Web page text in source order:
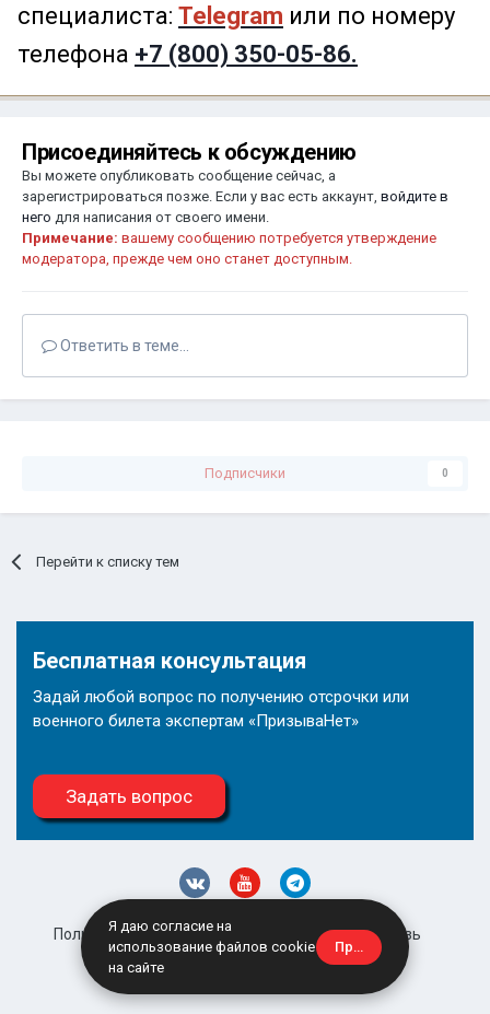
специалиста: Telegram или по номеру
телефона +7 (800) 350-05-86.
Присоединяйтесь к обсуждению
Вы можете опубликовать сообщение сейчас, а
зарегистрироваться позже. Если у вас есть аккаунт, войдите в
него для написания от своего имени.
Примечание: вашему сообщению потребуется утверждение
модератора, прежде чем оно станет доступным.
Ответить в теме...
Подписчики 0
Перейти к списку тем
Бесплатная консультация
Задай любой вопрос по получению отсрочки или
военного билета экспертам «ПризываНет»
Задать вопрос
Политика конфиденциальности
Обратная связь
site@prizyvanet.ru
Я даю согласие на
использование файлов cookie
на сайте
Принять